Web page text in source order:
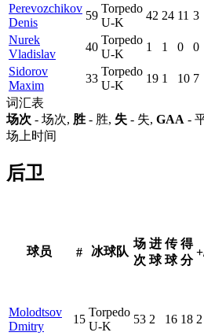
Perevozchikov
Denis
59
Torpedo
U-K
42 24 11 3
Nurek
Vladislav
40
Torpedo
U-K
1 1 0 0
Sidorov
Maxim
33
Torpedo
U-K
19 1 10 7
词汇表
场次 - 场次, 胜 - 胜, 失 - 失, GAA -
场上时间
后卫
球员 # 冰球队
场
次
进
球
传
球
得
分
Molodtsov
Dmitry
15
Torpedo
U-K
53 2 16 18 2